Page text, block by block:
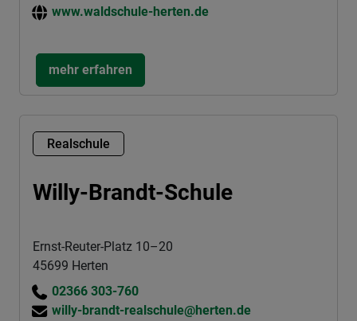
www.waldschule-herten.de
mehr erfahren
Realschule
Willy-Brandt-Schule
Ernst-Reuter-Platz 10–20
45699 Herten
02366 303-760
willy-brandt-realschule@herten.de